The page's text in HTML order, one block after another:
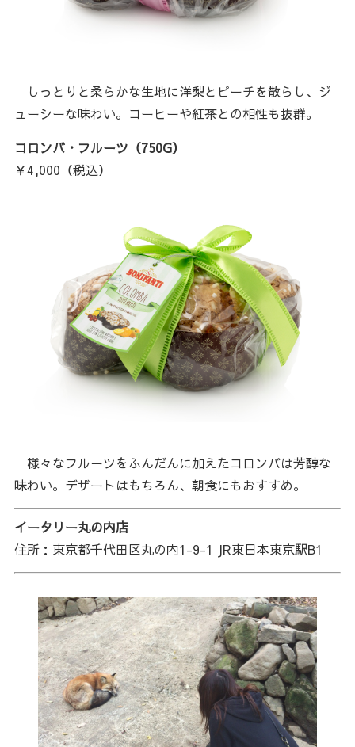
しっとりと柔らかな生地に洋梨とピーチを散らし、ジ
ューシーな味わい。コーヒーや紅茶との相性も抜群。
コロンバ・フルーツ（750G）
￥4,000（税込）
様々なフルーツをふんだんに加えたコロンバは芳醇な
味わい。デザートはもちろん、朝食にもおすすめ。
イータリー丸の内店
住所：東京都千代田区丸の内1-9-1 JR東日本東京駅B1